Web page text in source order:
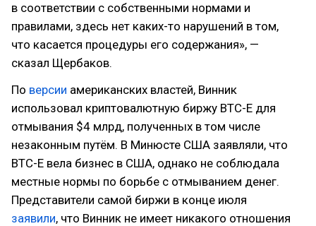
в соответствии с собственными нормами и
правилами, здесь нет каких-то нарушений в том,
что касается процедуры его содержания», —
сказал Щербаков.
По версии американских властей, Винник
использовал криптовалютную биржу BTC-E для
отмывания $4 млрд, полученных в том числе
незаконным путём. В Минюсте США заявляли, что
BTC-E вела бизнес в США, однако не соблюдала
местные нормы по борьбе с отмыванием денег.
Представители самой биржи в конце июля
заявили, что Винник не имеет никакого отношения